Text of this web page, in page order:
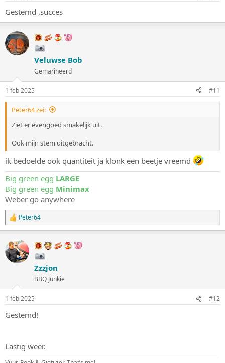
Gestemd ,succes
Veluwse Bob
Gemarineerd
1 feb 2025 #11
Peter64 zei:
Ziet er evengoed smakelijk uit.
Ook mijn stem uitgebracht.
ik bedoelde ook quantiteit ja klonk een beetje vreemd
Big green egg LARGE
Big green egg Minimax
Weber go anywhere
W
a
r
d
e
e
:
Peter64
Zzzjon
BBQ Junkie
1 feb 2025 #12
Gestemd!
Lastig weer.